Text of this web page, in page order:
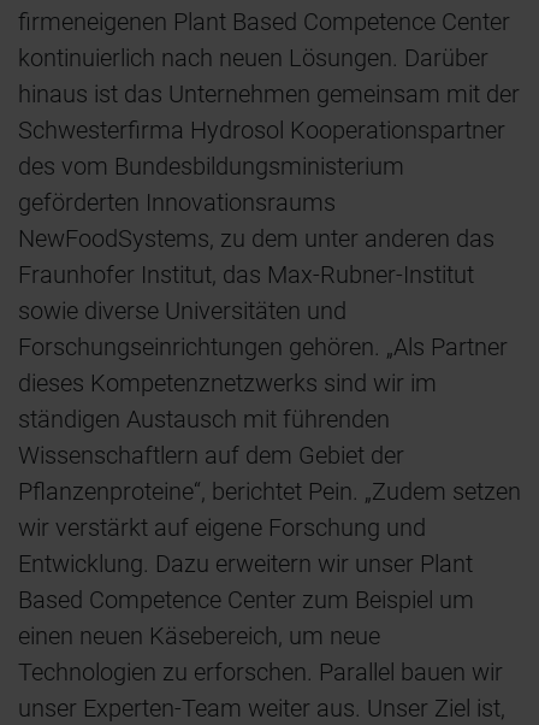
firmeneigenen Plant Based Competence Center
kontinuierlich nach neuen Lösungen. Darüber
hinaus ist das Unternehmen gemeinsam mit der
Schwesterfirma Hydrosol Kooperationspartner
des vom Bundesbildungsministerium
geförderten Innovationsraums
NewFoodSystems, zu dem unter anderen das
Fraunhofer Institut, das Max-Rubner-Institut
sowie diverse Universitäten und
Forschungseinrichtungen gehören. „Als Partner
dieses Kompetenznetzwerks sind wir im
ständigen Austausch mit führenden
Wissenschaftlern auf dem Gebiet der
Pflanzenproteine“, berichtet Pein. „Zudem setzen
wir verstärkt auf eigene Forschung und
Entwicklung. Dazu erweitern wir unser Plant
Based Competence Center zum Beispiel um
einen neuen Käsebereich, um neue
Technologien zu erforschen. Parallel bauen wir
unser Experten-Team weiter aus. Unser Ziel ist,